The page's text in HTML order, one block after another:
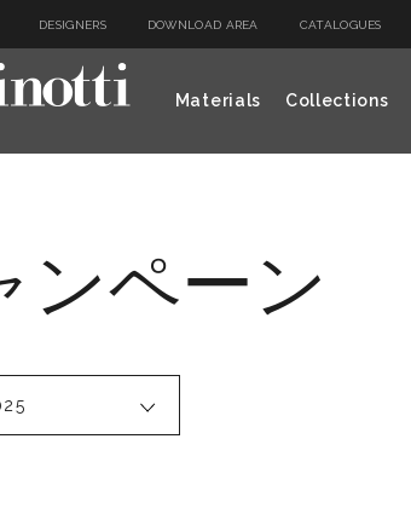
DESIGNERS DOWNLOAD AREA CATALOGUES
Materials Collections
ンペーン